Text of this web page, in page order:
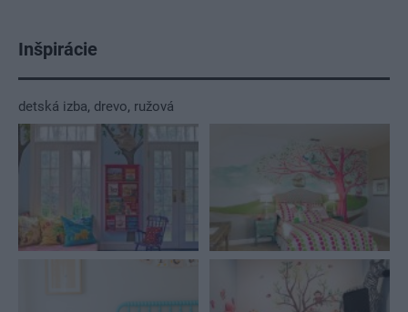
Inšpirácie
detská izba, drevo, ružová